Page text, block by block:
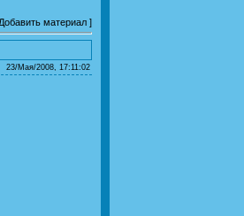
Добавить материал ]
23/Мая/2008, 17:11:02